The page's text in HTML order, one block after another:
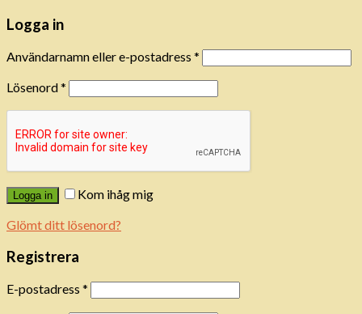
Logga in
Användarnamn eller e-postadress *
Lösenord*
Logga in
Kom ihåg mig
Glömt ditt lösenord?
Registrera
E-postadress *